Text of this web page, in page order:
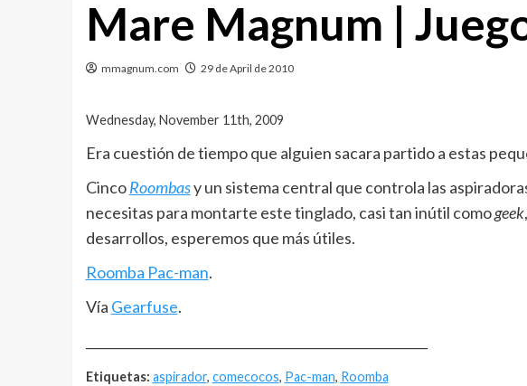
Mare Magnum |
mmagnum.com 29 de April de 2010
Wednesday, November 11th, 2009
Era cuestión de tiempo que alguien sacara partido a estas
CincoRoombasy un sistema central que controla las
necesitas para montarte este tinglado, casi tan inútil comogeek
desarrollos, esperemos que más útiles.
Roomba Pac-man.
Vía Gearfuse.
Etiquetas: aspirador, comecocos, Pac-man, Roomba